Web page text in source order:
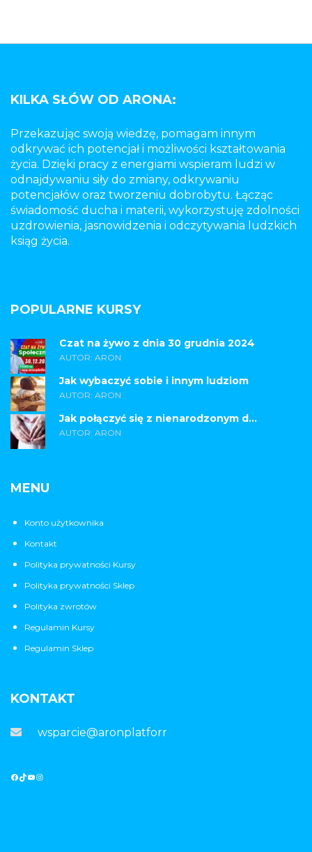
KILKA SŁÓW OD ARONA:
Przekazując swoją wiedzę, pomagam innym
odkrywać ich potencjał i możliwości kształtowania
życia. Dzięki pracy z energiami wspieram ludzi w
odnajdywaniu siły do zmiany, odkrywaniu
potencjałów oraz tworzeniu dobrobytu. Łącząc
świadomość ducha i materii, wykorzystuję zdolności
uzdrowienia, jasnowidzenia i odczytywania ludzkich
ksiąg życia.
POPULARNE KURSY
Czat na żywo z dnia 30 grudnia 2024
AUTOR: ARON
Jak wybaczyć sobie i innym ludziom
AUTOR: ARON
Jak połączyć się z nienarodzonym d...
AUTOR: ARON
MENU
Konto użytkownika
Kontakt
Polityka prywatności Kursy
Polityka prywatności Sklep
Polityka zwrotów
Regulamin Kursy
Regulamin Sklep
KONTAKT
wsparcie@aronplatforma.pl